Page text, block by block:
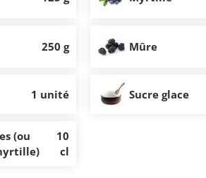
250 g Mûre
1 unité Sucre glace
(ou
10
cl